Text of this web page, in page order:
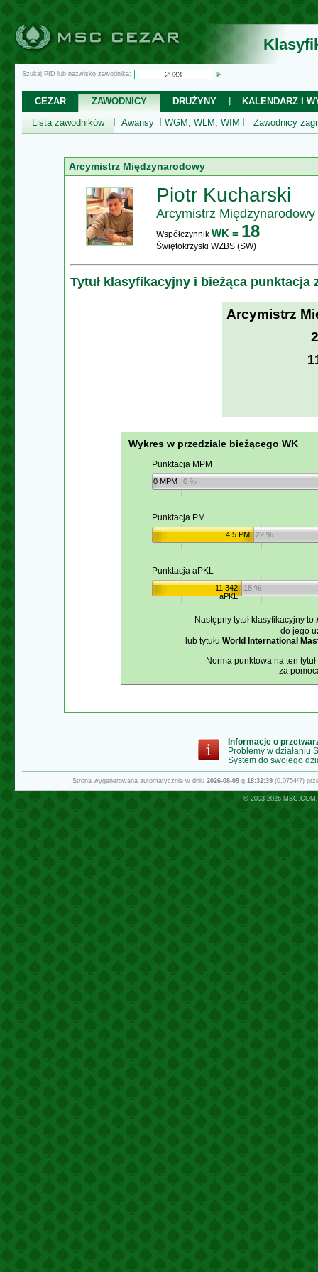
Szukaj PID lub nazwisko zawodnika:
CEZAR ZAWODNICY DRUŻYNY
KALENDARZ I
Lista zawodników
Awansy WGM, WLM, WIM Zawodnicy
Arcymistrz Międzynarodowy
Piotr Kucharski
Arcymistrz Międzynarodowy
Współczynnik WK = 18
Świętokrzyski WZBS (SW)
Tytuł klasyfikacyjny i bieżąca punktacja
Arcymistrz
Wykres w przedziale bieżącego WK
Punktacja MPM
0 MPM 0 %
Punktacja PM
4,5 PM 22 %
Punktacja aPKL
11 342
aPKL
18 %
Następny tytuł klasyfikacyjny to
do jego
lub tytułu World International
Norma punktowa na ten
za
Informacje o
Problemy w działaniu
System do swojego
Strona wygenerowana automatycznie w dniu 2026-08-09g.18:32:39(0.0754/7)
© 2003-2026